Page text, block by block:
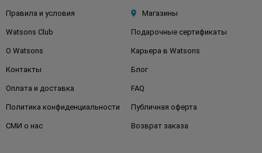
Правила и условия Магазины
Watsons Club Подарочные сертификаты
О Watsons Карьера в Watsons
Контакты Блог
Оплата и доставка FAQ
Политика конфиденциальности Публичная оферта
СМИ о нас Возврат заказа